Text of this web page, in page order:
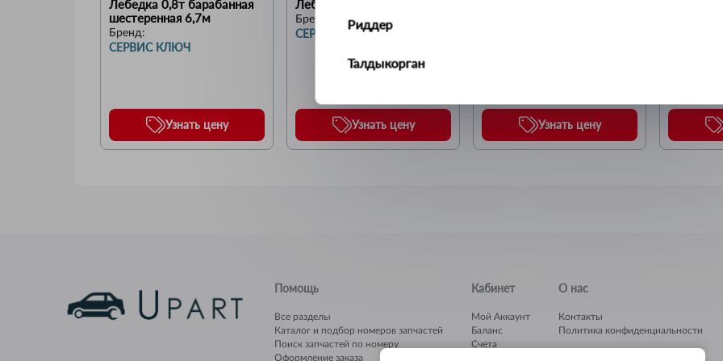
Риддер
Талдыкорган
Уральск
Усть-Каменогорск
Лебедка 0,8т барабанная
шестеренная 6,7м
Бренд:
СЕРВИС КЛЮЧ
Узнать цену
Лебедка 0,75т/1,5т 2,2м
Бренд:
СЕРВИС КЛЮЧ
Узнать цену Узнать цену
Помощь
Все разделы
Каталог и подбор номеров запчастей
Поиск запчастей по номеру
Оформление заказа
Кабинет
Мой Аккаунт
Баланс
Счета
О нас
Контакты
Политика конфиденциальности